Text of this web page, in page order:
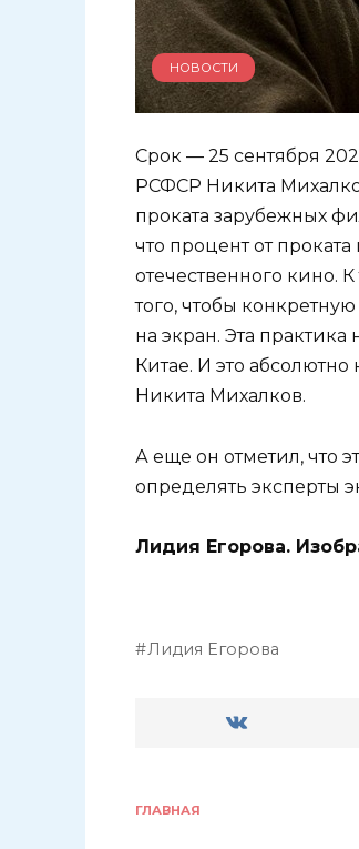
НОВОСТИ
Срок — 25 сентября
РСФСР Никита
проката зарубежных
что процент от
отечественного кино.
того, чтобы
на экран. Эта
Китае. И это
Никита Михалков.
А еще он отметил, что
определять эксперты
Лидия Егорова.
Лидия Егорова
ГЛАВНАЯ